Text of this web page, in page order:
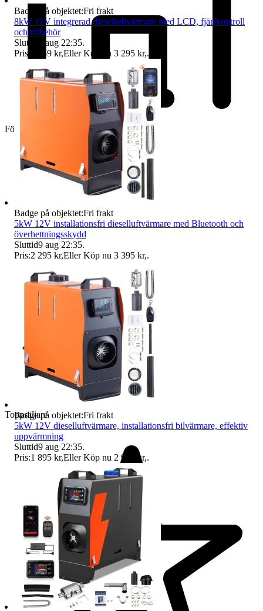
Företag
Toppsäljare
Badge på objektet:Fri frakt
8kW 12V integrerad dieselluftvärmare med LCD, fjärrkontroll
och tillbehör
Sluttid
9 aug 22:35.
Pris:
2 059 kr,Eller Köp nu 3 295 kr,.
Badge på objektet:Fri frakt
5kW 12V installationsfri dieselluftvärmare med Bluetooth och
överhettningsskydd
Sluttid9 aug 22:35.
Pris:2 295 kr,Eller Köp nu 3 395 kr,.
Badge på objektet:Fri frakt
5kW 12V dieselluftvärmare, installationsfri bilvärmare, effektiv
uppvärmning
Sluttid9 aug 22:35.
Pris:1 895 kr,Eller Köp nu 2 995 kr,.